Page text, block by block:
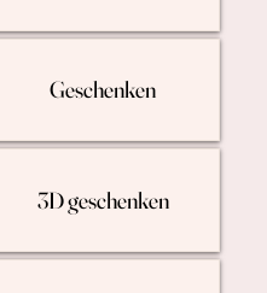
Geschenken
3D geschenken